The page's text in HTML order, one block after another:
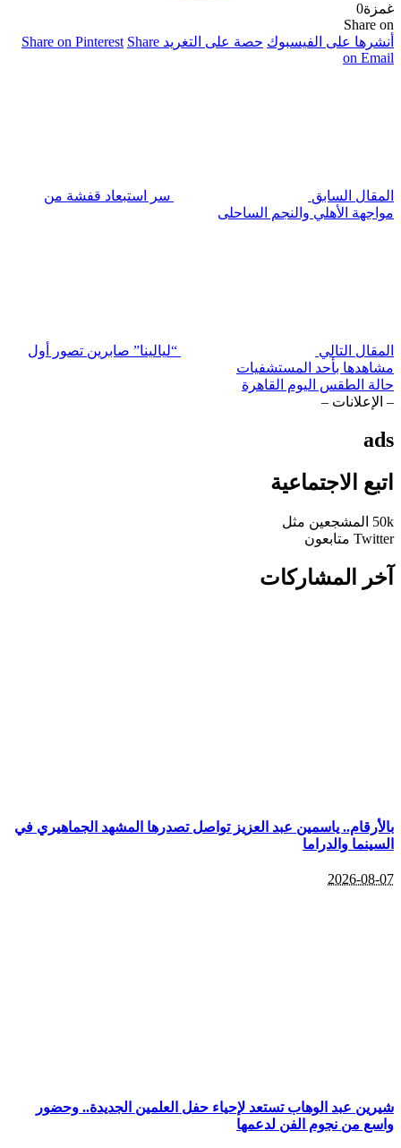
غمزة0
Share on
أنشرها على الفيسبوك حصة على التغريد Share on Pinterest Share
on Email
المقال السابق
سر استبعاد قفشة من
مواجهة الأهلي والنجم الساحلى
المقال التالي
“ليالينا” صابرين تصور أول
مشاهدها بأحد المستشفيات
حالة الطقس اليوم القاهرة
– الإعلانات –
ads
اتبع الاجتماعية
50k المشجعين مثل
Twitter متابعون
آخر المشاركات
بالأرقام.. ياسمين عبد العزيز تواصل تصدرها المشهد الجماهيري في
السينما والدراما
2026-08-07
شيرين عبد الوهاب تستعد لإحياء حفل العلمين الجديدة.. وحضور
واسع من نجوم الفن لدعمها